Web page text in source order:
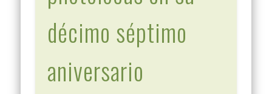
décimo séptimo
aniversario